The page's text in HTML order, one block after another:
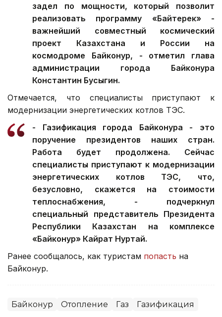
задел по мощности, который позволит
реализовать программу «Байтерек» -
важнейший совместный космический
проект Казахстана и России на
космодроме Байконур, - отметил глава
администрации города Байконура
Константин Бусыгин.
Отмечается, что специалисты приступают к
модернизации энергетических котлов ТЭС.
- Газификация города Байконура - это
поручение президентов наших стран.
Работа будет продолжена. Сейчас
специалисты приступают к модернизации
энергетических котлов ТЭС, что,
безусловно, скажется на стоимости
теплоснабжения, - подчеркнул
специальный представитель Президента
Республики Казахстан на комплексе
«Байконур» Кайрат Нуртай.
Ранее сообщалось, как туристам попасть на
Байконур.
Байконур Отопление Газ Газификация